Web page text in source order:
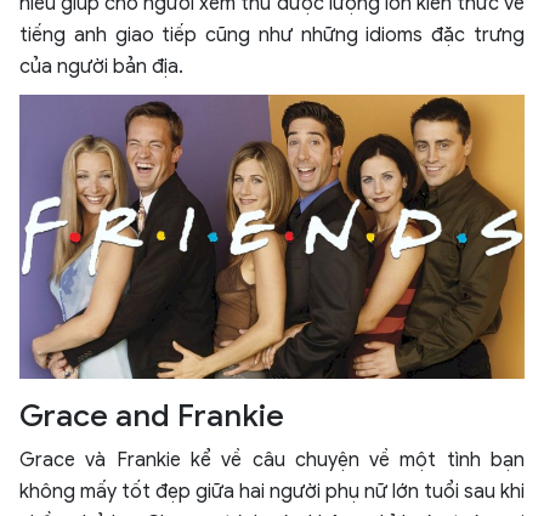
tiếng anh giao tiếp cũng như những idioms đặc trưng
của người bản địa.
Grace and Frankie
Grace và Frankie kể về câu chuyện về một tình bạn
không mấy tốt đẹp giữa hai người phụ nữ lớn tuổi sau khi